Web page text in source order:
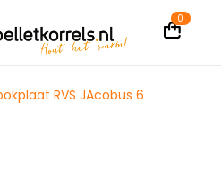
0
RVS JAcobus 6